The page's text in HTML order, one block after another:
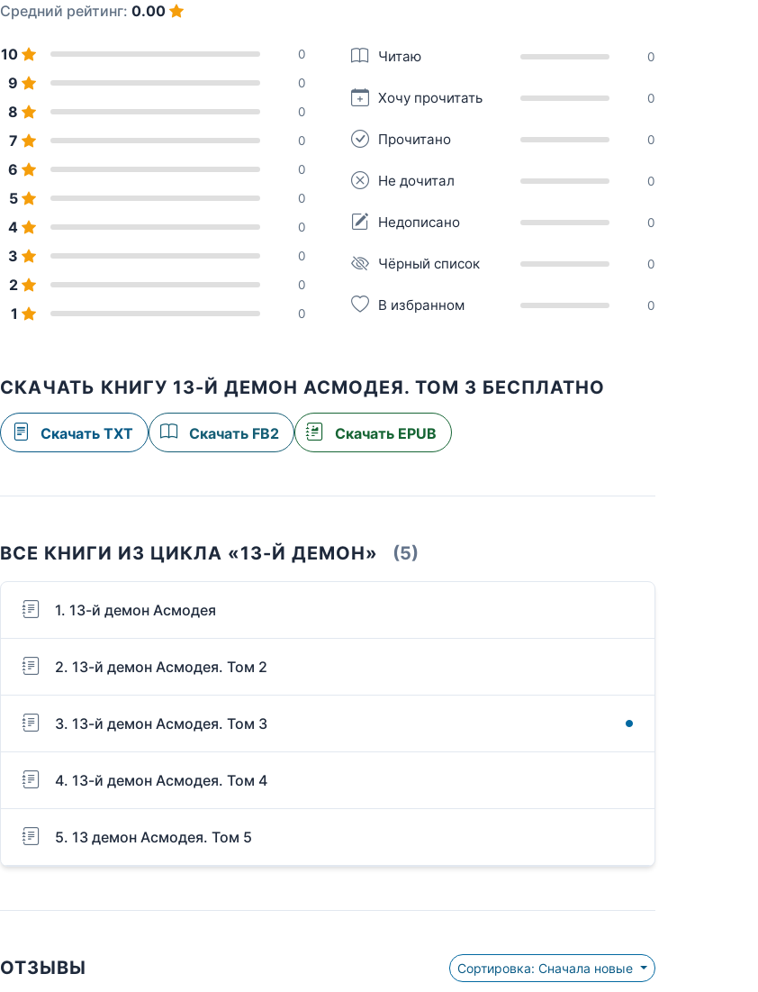
Средний рейтинг: 0.00
10 0
9 0
8 0
7 0
6 0
5 0
4 0
3 0
2 0
1 0
Читаю 0
Хочу прочитать 0
Прочитано 0
Не дочитал 0
Недописано 0
Чёрный список 0
В избранном 0
СКАЧАТЬ КНИГУ 13-Й ДЕМОН АСМОДЕЯ. ТОМ 3 БЕСПЛАТНО
Скачать TXT Скачать FB2 Скачать EPUB
ВСЕ КНИГИ ИЗ ЦИКЛА «13-Й ДЕМОН» (5)
1. 13-й демон Асмодея
2. 13-й демон Асмодея. Том 2
3. 13-й демон Асмодея. Том 3
4. 13-й демон Асмодея. Том 4
5. 13 демон Асмодея. Том 5
ОТЗЫВЫ Сортировка: Сначала новые